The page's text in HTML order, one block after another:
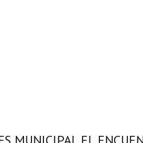
MUNICIPAL EL